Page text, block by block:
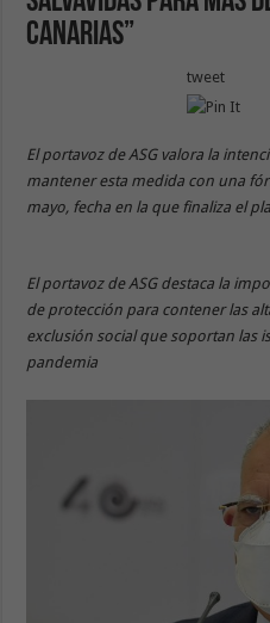
canarias”
tweet
El portavoz de ASG valora la
mantener esta medida con una
mayo, fecha en la que finaliza el
El portavoz de ASG destaca la
de protección para contener las
exclusión social que soportan las
pandemia